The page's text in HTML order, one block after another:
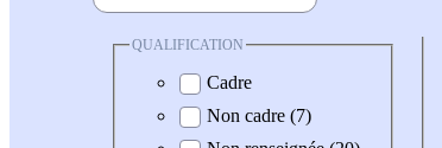
QUALIFICATION
Cadre
Non cadre (7)